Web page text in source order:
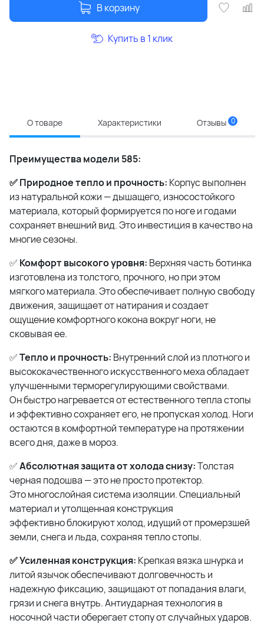
В корзину
Купить в 1 клик
О товаре Характеристики Отзывы 0
Преимущества модели 585:
✅ Природное тепло и прочность: Корпус выполнен
из натуральной кожи — дышащего, износостойкого
материала, который формируется по ноге и годами
сохраняет внешний вид. Это инвестиция в качество на
многие сезоны.
✅ Комфорт высокого уровня: Верхняя часть ботинка
изготовлена из толстого, прочного, но при этом
мягкого материала. Это обеспечивает полную свободу
движения, защищает от натирания и создает
ощущение комфортного кокона вокруг ноги, не
сковывая ее.
✅Тепло и прочность: Внутренний слой из плотного и
высококачественного искусственного меха обладает
улучшенными терморегулирующими свойствами.
Он быстро нагревается от естественного тепла стопы
и эффективно сохраняет его, не пропуская холод. Ноги
остаются в комфортной температуре на протяжении
всего дня, даже в мороз.
✅Абсолютная защита от холода снизу:Толстая
черная подошва — это не просто протектор.
Это многослойная система изоляции. Специальный
материал и утолщенная конструкция
эффективно блокируют холод, идущий от промерзшей
земли, снега и льда, сохраняя тепло стопы.
✅ Усиленная конструкция: Крепкая вязка шнурка и
литой язычок обеспечивают долговечность и
надежную фиксацию, защищают от попадания влаги,
грязи и снега внутрь. Антиударная технология в
носочной части оберегает стопу от случайных ударов.